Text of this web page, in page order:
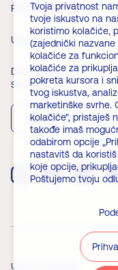
RADNO VREME
ULAZNICE
DOGAĐAJI
Skini aplikaciju
App Store
Uslovi korišćenja
Tvoja privatnost
tvoje iskustvo na
koristimo kolačiće,
(zajednički
kolačiće za
kolačiće za
pokreta kursora i
tvog iskustva,
marketinške svrhe.
kolačiće", pristaješ
takođe imaš
odabirom opcije
nastavitš da
koje opcije,
Poštujemo tvoju